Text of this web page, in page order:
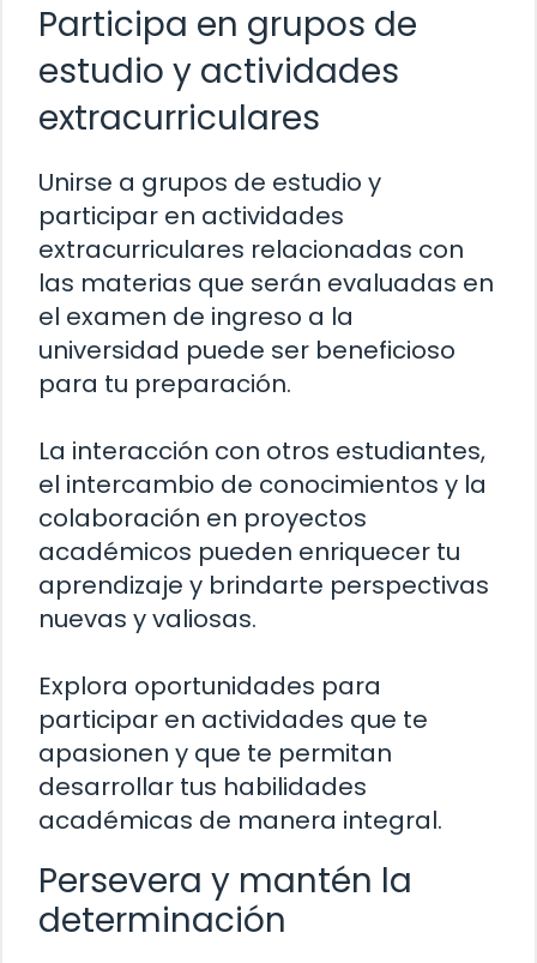
Participa en grupos de
estudio y actividades
extracurriculares
Unirse a grupos de estudio y
participar en actividades
extracurriculares relacionadas con
las materias que serán evaluadas en
el examen de ingreso a la
universidad puede ser beneficioso
para tu preparación.
La interacción con otros estudiantes,
el intercambio de conocimientos y la
colaboración en proyectos
académicos pueden enriquecer tu
aprendizaje y brindarte perspectivas
nuevas y valiosas.
Explora oportunidades para
participar en actividades que te
apasionen y que te permitan
desarrollar tus habilidades
académicas de manera integral.
Persevera y mantén la
determinación